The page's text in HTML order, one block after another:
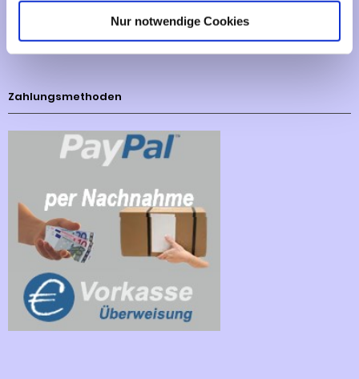
Nur notwendige Cookies
Zahlungsmethoden